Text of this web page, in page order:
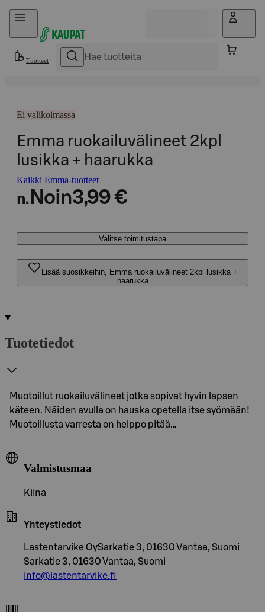
Hyppää sisältöön
Tuotteet
Ei valikoimassa
Emma ruokailuvälineet 2kpl
lusikka + haarukka
Kaikki Emma-tuotteet
n. Noin3,99 €
Valitse toimitustapa
Lisää suosikkeihin, Emma ruokailuvälineet 2kpl lusikka +
haarukka
Tuotetiedot
Muotoillut ruokailuvälineet jotka sopivat hyvin lapsen
käteen. Näiden avulla on hauska opetella itse syömään!
Muotoillusta varresta on helppo pitää…
Valmistusmaa
Kiina
Yhteystiedot
Lastentarvike OySarkatie 3, 01630 Vantaa, Suomi
Sarkatie 3, 01630 Vantaa, Suomi
info@lastentarvike.fi